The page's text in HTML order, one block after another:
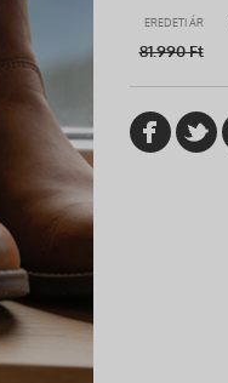
EREDETI ÁR
81.990Ft